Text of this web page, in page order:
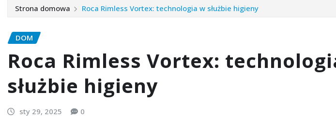
Strona domowa Roca Rimless Vortex: technologia w służbie higieny
DOM
Roca Rimless Vortex:
służbie higieny
sty 29, 2025 0